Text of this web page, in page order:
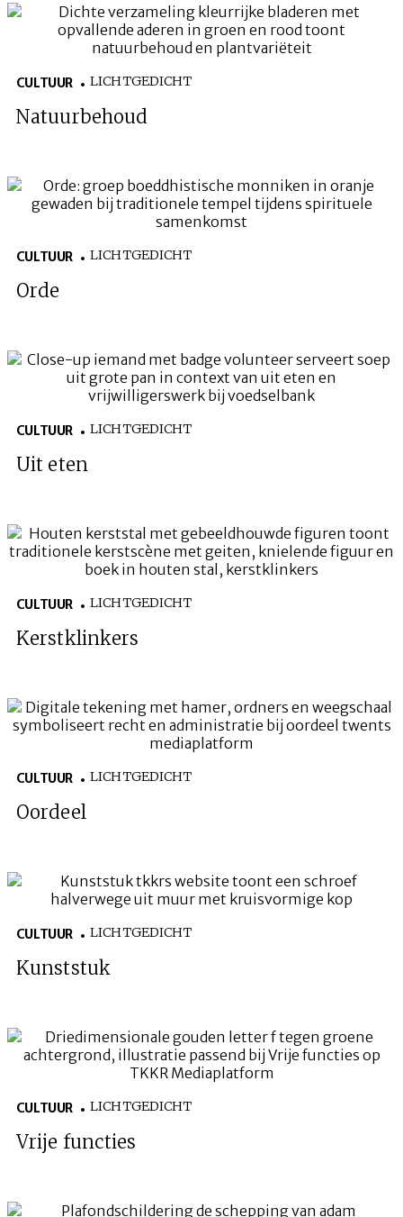
CULTUUR LICHTGEDICHT
Natuurbehoud
CULTUUR LICHTGEDICHT
Orde
CULTUUR LICHTGEDICHT
Uit eten
CULTUUR LICHTGEDICHT
Kerstklinkers
CULTUUR LICHTGEDICHT
Oordeel
CULTUUR LICHTGEDICHT
Kunststuk
CULTUUR LICHTGEDICHT
Vrije functies